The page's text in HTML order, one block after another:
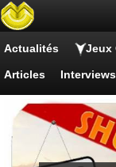
Actualités Jeux
Articles Interviews